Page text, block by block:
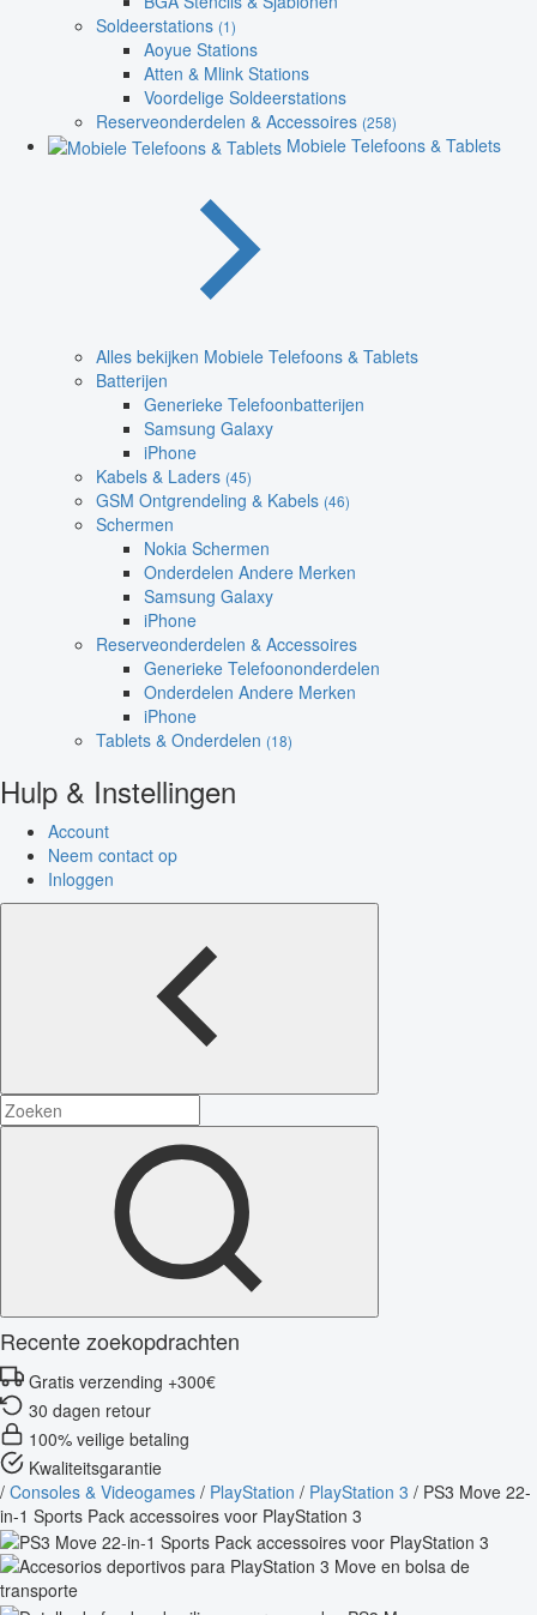
Soldeerstations (1)
Aoyue Stations
Atten & Mlink Stations
Voordelige Soldeerstations
Reserveonderdelen & Accessoires (258)
Mobiele Telefoons & Tablets
Alles bekijken Mobiele Telefoons & Tablets
Batterijen
Generieke Telefoonbatterijen
Samsung Galaxy
iPhone
Kabels & Laders (45)
GSM Ontgrendeling & Kabels (46)
Schermen
Nokia Schermen
Onderdelen Andere Merken
Samsung Galaxy
iPhone
Reserveonderdelen & Accessoires
Generieke Telefoononderdelen
Onderdelen Andere Merken
iPhone
Tablets & Onderdelen (18)
Hulp & Instellingen
Account
Neem contact op
Inloggen
Recente zoekopdrachten
Gratis verzending +300€
30 dagen retour
100% veilige betaling
Kwaliteitsgarantie
/ Consoles & Videogames / PlayStation / PlayStation 3 / PS3 Move 22-
in-1 Sports Pack accessoires voor PlayStation 3